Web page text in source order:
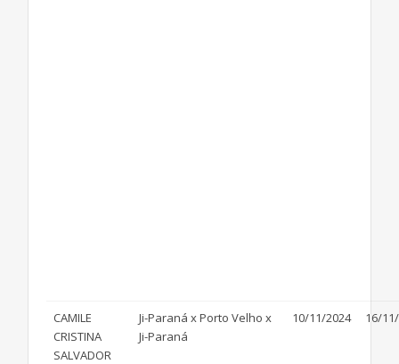
CAMILE
CRISTINA
SALVADOR
Ji-Paraná x Porto Velho x
Ji-Paraná
10/11/2024 16/